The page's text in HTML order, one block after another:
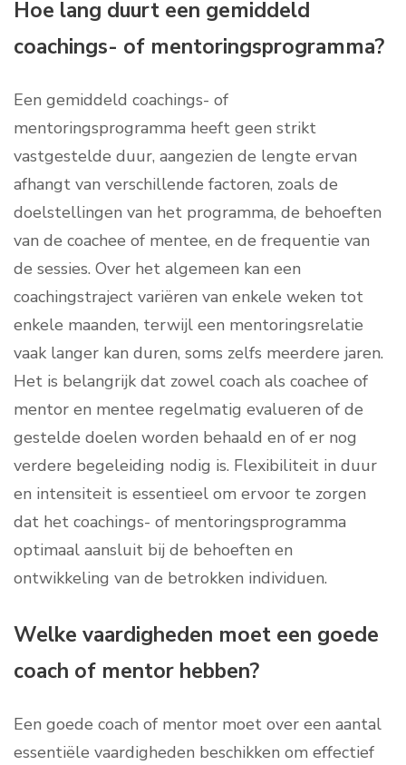
Hoe lang duurt een gemiddeld
coachings- of mentoringsprogramma?
Een gemiddeld coachings- of
mentoringsprogramma heeft geen strikt
vastgestelde duur, aangezien de lengte ervan
afhangt van verschillende factoren, zoals de
doelstellingen van het programma, de behoeften
van de coachee of mentee, en de frequentie van
de sessies. Over het algemeen kan een
coachingstraject variëren van enkele weken tot
enkele maanden, terwijl een mentoringsrelatie
vaak langer kan duren, soms zelfs meerdere jaren.
Het is belangrijk dat zowel coach als coachee of
mentor en mentee regelmatig evalueren of de
gestelde doelen worden behaald en of er nog
verdere begeleiding nodig is. Flexibiliteit in duur
en intensiteit is essentieel om ervoor te zorgen
dat het coachings- of mentoringsprogramma
optimaal aansluit bij de behoeften en
ontwikkeling van de betrokken individuen.
Welke vaardigheden moet een goede
coach of mentor hebben?
Een goede coach of mentor moet over een aantal
essentiële vaardigheden beschikken om effectief